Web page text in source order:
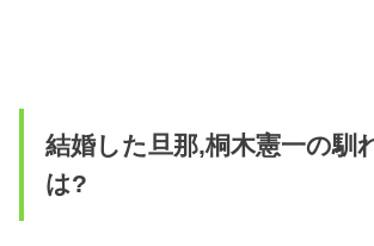
結婚した旦那,桐木憲一の馴
は?